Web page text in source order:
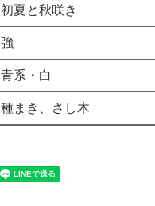
初夏と秋咲き
強
青系・白
種まき、さし木